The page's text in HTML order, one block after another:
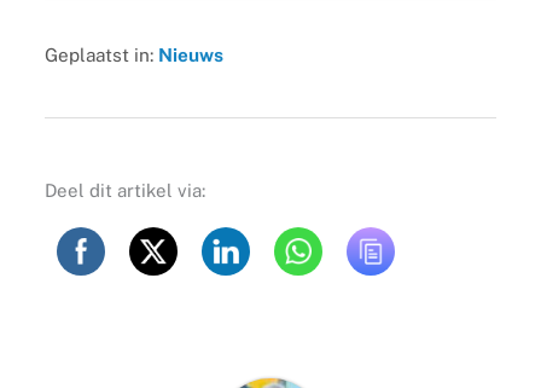
Geplaatst in: Nieuws
Deel dit artikel via: